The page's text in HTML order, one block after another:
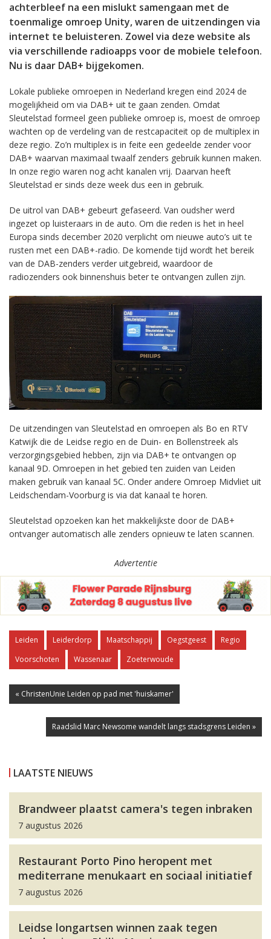
achterbleef na een mislukt samengaan met de
toenmalige omroep Unity, waren de uitzendingen via
internet te beluisteren. Zowel via deze website als
via verschillende radioapps voor de mobiele telefoon.
Nu is daar DAB+ bijgekomen.
Lokale publieke omroepen in Nederland kregen eind 2024 de
mogelijkheid om via DAB+ uit te gaan zenden. Omdat
Sleutelstad formeel geen publieke omroep is, moest de omroep
wachten op de verdeling van de restcapaciteit op de multiplex in
deze regio. Zo’n multiplex is in feite een gedeelde zender voor
DAB+ waarvan maximaal twaalf zenders gebruik kunnen maken.
In onze regio waren nog acht kanalen vrij. Daarvan heeft
Sleutelstad er sinds deze week dus een in gebruik.
De uitrol van DAB+ gebeurt gefaseerd. Van oudsher werd
ingezet op luisteraars in de auto. Om die reden is het in heel
Europa sinds december 2020 verplicht om nieuwe auto’s uit te
rusten met een DAB+-radio. De komende tijd wordt het bereik
van de DAB-zenders verder uitgebreid, waardoor de
radiozenders ook binnenshuis beter te ontvangen zullen zijn.
De uitzendingen van Sleutelstad en omroepen als Bo en RTV
Katwijk die de Leidse regio en de Duin- en Bollenstreek als
verzorgingsgebied hebben, zijn via DAB+ te ontvangen op
kanaal 9D. Omroepen in het gebied ten zuiden van Leiden
maken gebruik van kanaal 5C. Onder andere Omroep Midvliet uit
Leidschendam-Voorburg is via dat kanaal te horen.
Sleutelstad opzoeken kan het makkelijkste door de DAB+
ontvanger automatisch alle zenders opnieuw te laten scannen.
Advertentie
Leiden Leiderdorp Maatschappij Oegstgeest
Regio
Voorschoten
Wassenaar Zoeterwoude
« ChristenUnie Leiden op pad met 'huiskamer'
Raadslid Marc Newsome wandelt langs stadsgrens Leiden »
LAATSTE NIEUWS
Brandweer plaatst camera's tegen inbraken
7 augustus 2026
Restaurant Porto Pino heropent met
mediterrane menukaart en sociaal initiatief
7 augustus 2026
Leidse longartsen winnen zaak tegen